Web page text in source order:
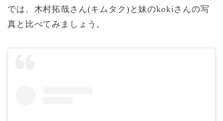
では、木村拓哉さん(キムタク)と妹のkokiさんの写
真と比べてみましょう。